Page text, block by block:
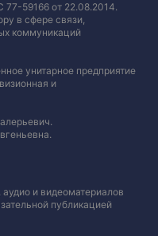
59166 от 22.08.2014.
в сфере связи,
коммуникаций
унитарное предприятие
и
и видеоматериалов
публикацией